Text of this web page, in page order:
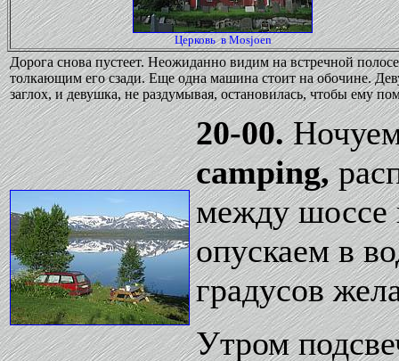
Церковь в Mosjoen
Дорога снова пустеет. Неожиданно видим на встречной
толкающим его сзади. Еще одна машина стоит на обочине.
заглох, и девушка, не раздумывая, остановилась, чтобы ему
20-00.
camping,
между шоссе
опускаем в
градусов
Утром